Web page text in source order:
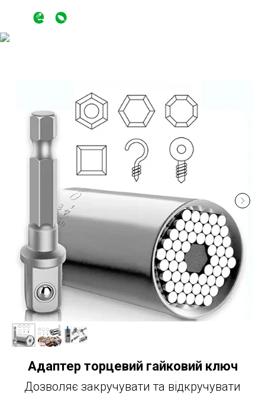
Адаптер торцевий гайковий ключ
Дозволяє закручувати та відкручувати